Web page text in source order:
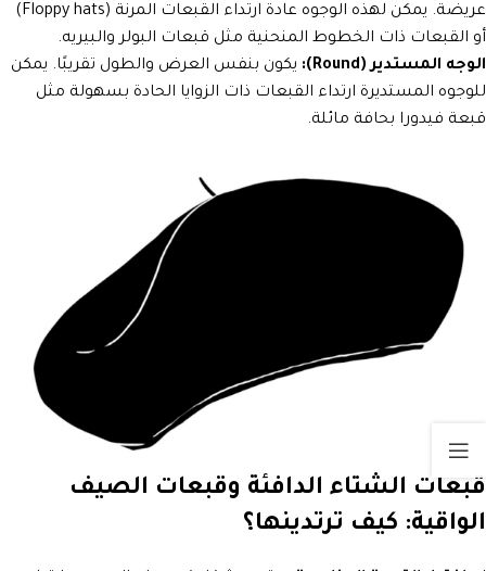
عريضة. يمكن لهذه الوجوه عادة ارتداء القبعات المرنة (Floppy hats)
أو القبعات ذات الخطوط المنحنية مثل قبعات البولر والبيريه.
الوجه المستدير (Round):
يكون بنفس العرض والطول تقريبًا. يمكن
للوجوه المستديرة ارتداء القبعات ذات الزوايا الحادة بسهولة مثل
قبعة فيدورا بحافة مائلة.
قبعات الشتاء الدافئة وقبعات الصيف
الواقية: كيف ترتدينها؟